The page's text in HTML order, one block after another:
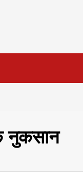
नुकसान